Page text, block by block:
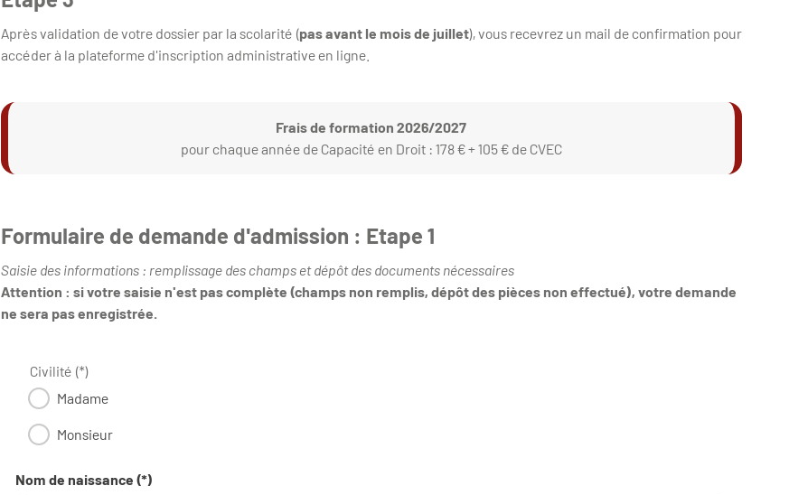
Après validation de votre dossier par la scolarité (pas avant le mois de juillet), vous recevrez un mail de confirmation pour
accéder à la plateforme d'inscription administrative en ligne.
Frais de formation 2026/2027
pour chaque année de Capacité en Droit : 178 € + 105 € de CVEC
Formulaire de demande d'admission : Etape 1
Saisie des informations : remplissage des champs et dépôt des documents nécessaires
Attention : si votre saisie n'est pas complète (champs non remplis, dépôt des pièces non effectué), votre demande
ne sera pas enregistrée.
Civilité (*)
Madame
Monsieur
Nom de naissance (*)